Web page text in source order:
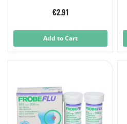
€2.91
Add to Cart